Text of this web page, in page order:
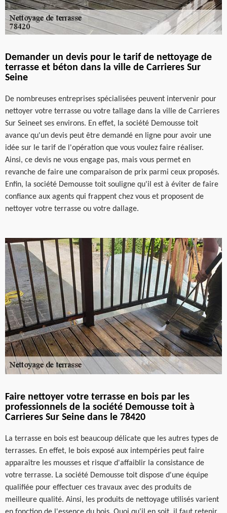
Demander un devis pour le tarif de nettoyage de
terrasse et béton dans la ville de Carrieres Sur
Seine
De nombreuses entreprises spécialisées peuvent intervenir pour
nettoyer votre terrasse ou votre tallage dans la ville de Carrieres
Sur Seineet ses environs. En effet, la société Demousse toit
avance qu'un devis peut être demandé en ligne pour avoir une
idée sur le tarif de l'opération que vous voulez faire réaliser.
Ainsi, ce devis ne vous engage pas, mais vous permet en
revanche de faire une comparaison de prix parmi ceux proposés.
Enfin, la société Demousse toit souligne qu'il est à éviter de faire
confiance aux agents qui frappent chez vous et proposent de
nettoyer votre terrasse ou votre dallage.
Faire nettoyer votre terrasse en bois par les
professionnels de la société Demousse toit à
Carrieres Sur Seine dans le 78420
La terrasse en bois est beaucoup délicate que les autres types de
terrasses. En effet, le bois exposé aux intempéries peut faire
apparaître les mousses et risque d'affaiblir la consistance de
votre terrasse. La société Demousse toit dispose d'une équipe
qualifiée pour effectuer ces travaux avec des produits de
meilleure qualité. Ainsi, les produits de nettoyage utilisés varient